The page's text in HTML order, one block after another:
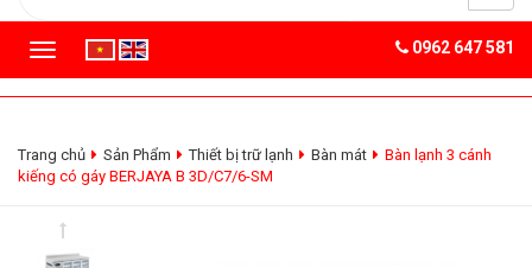
T
o
g
e
0962 647 581
Trang chủ Sản Phẩm Thiết bị trữ lạnh Bàn mát
Bàn lạnh 3 cánh
kiếng có gáy BERJAYA B 3D/C7/6-SM